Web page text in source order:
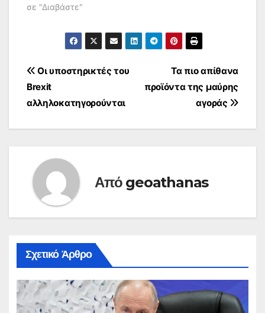
σε "Διαβάστε"
Πλοήγηση
άρθρων
Τα πιο απίθανα
προϊόντα της μαύρης
αγοράς
Οι υποστηρικτές του
Brexit
αλληλοκατηγορούνται
Από geoathanas
Σχετικό Άρθρο